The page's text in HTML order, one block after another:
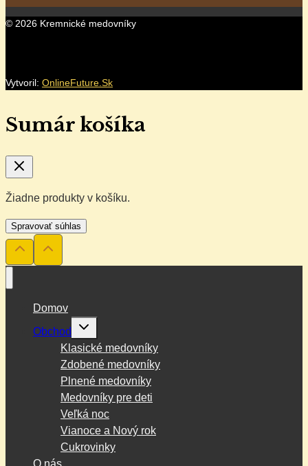
© 2026 Kremnické medovníky
Vytvoril: OnlineFuture.Sk
Sumár košíka
Žiadne produkty v košíku.
Spravovať súhlas
Domov
Obchod
Toggle
menu
Klasické medovníky
Zdobené medovníky
Plnené medovníky
Medovníky pre deti
Veľká noc
Vianoce a Nový rok
Cukrovinky
O nás